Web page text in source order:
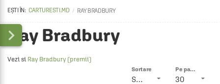
CARTURESTI.MD RAY BRADBURY
Ray Bradbury

Vezi si Ray Bradbury (premii)
Pe pagină
30
Sortare
Smart